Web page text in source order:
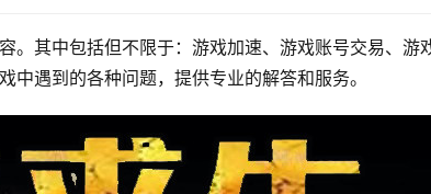
。其中包括但不限于：游戏加速、游戏账号交易、游
遇到的各种问题，提供专业的解答和服务。